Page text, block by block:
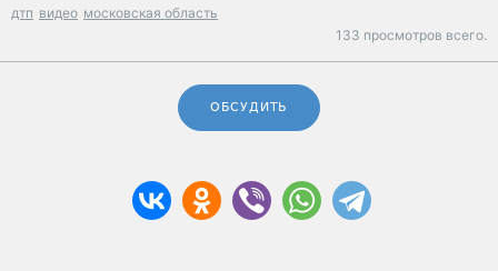
дтп видео московская область
133 просмотров всего.
ОБСУДИТЬ